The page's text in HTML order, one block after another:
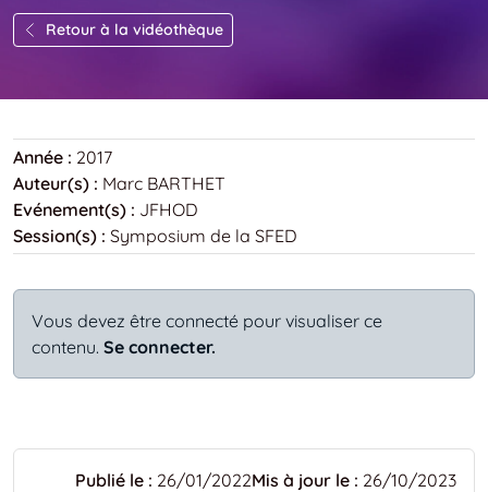
Retour à la vidéothèque
Année : 2017
Auteur(s) : Marc BARTHET
Evénement(s) : JFHOD
Session(s) : Symposium de la SFED
Vous devez être connecté pour visualiser ce
contenu. Se connecter.
Publié le : 26/01/2022Mis à jour le : 26/10/2023